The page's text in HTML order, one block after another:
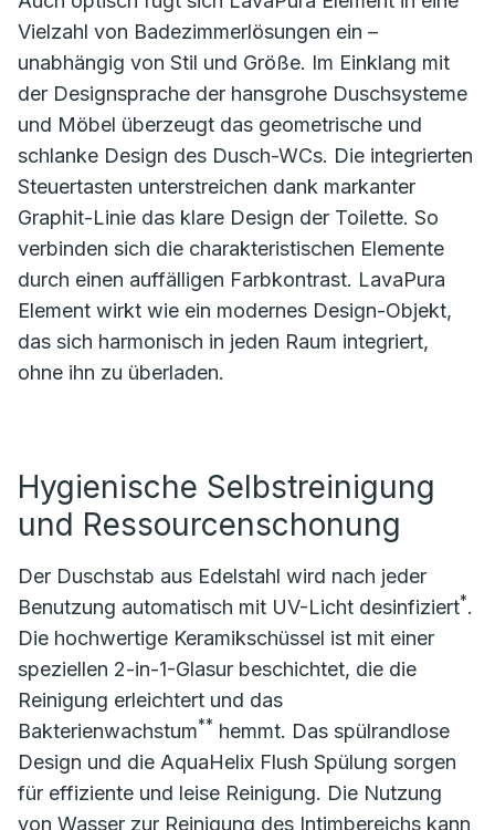
Vielzahl von Badezimmerlösungen ein –
unabhängig von Stil und Größe. Im Einklang mit
der Designsprache der hansgrohe Duschsysteme
und Möbel überzeugt das geometrische und
schlanke Design des Dusch-WCs. Die integrierten
Steuertasten unterstreichen dank markanter
Graphit-Linie das klare Design der Toilette. So
verbinden sich die charakteristischen Elemente
durch einen auffälligen Farbkontrast. LavaPura
Element wirkt wie ein modernes Design-Objekt,
das sich harmonisch in jeden Raum integriert,
ohne ihn zu überladen.
Hygienische Selbstreinigung
und Ressourcenschonung
Der Duschstab aus Edelstahl wird nach jeder
Benutzung automatisch mit UV-Licht desinfiziert*.
Die hochwertige Keramikschüssel ist mit einer
speziellen 2-in-1-Glasur beschichtet, die die
Reinigung erleichtert und das
Bakterienwachstum** hemmt. Das spülrandlose
Design und die AquaHelix Flush Spülung sorgen
für effiziente und leise Reinigung. Die Nutzung
von Wasser zur Reinigung des Intimbereichs kann